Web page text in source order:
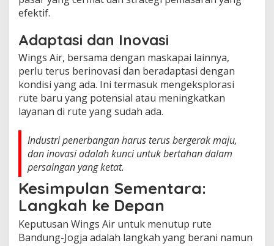
efektif.
Adaptasi dan Inovasi
Wings Air, bersama dengan maskapai lainnya,
perlu terus berinovasi dan beradaptasi dengan
kondisi yang ada. Ini termasuk mengeksplorasi
rute baru yang potensial atau meningkatkan
layanan di rute yang sudah ada.
Industri penerbangan harus terus bergerak maju,
dan inovasi adalah kunci untuk bertahan dalam
persaingan yang ketat.
Kesimpulan Sementara:
Langkah ke Depan
Keputusan Wings Air untuk menutup rute
Bandung-Jogja adalah langkah yang berani namun